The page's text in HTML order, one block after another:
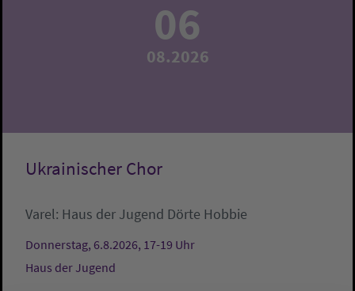
06
08.2026
Ukrainischer Chor
Varel: Haus der Jugend Dörte Hobbie
Donnerstag, 6.8.2026, 17-19 Uhr
Haus der Jugend